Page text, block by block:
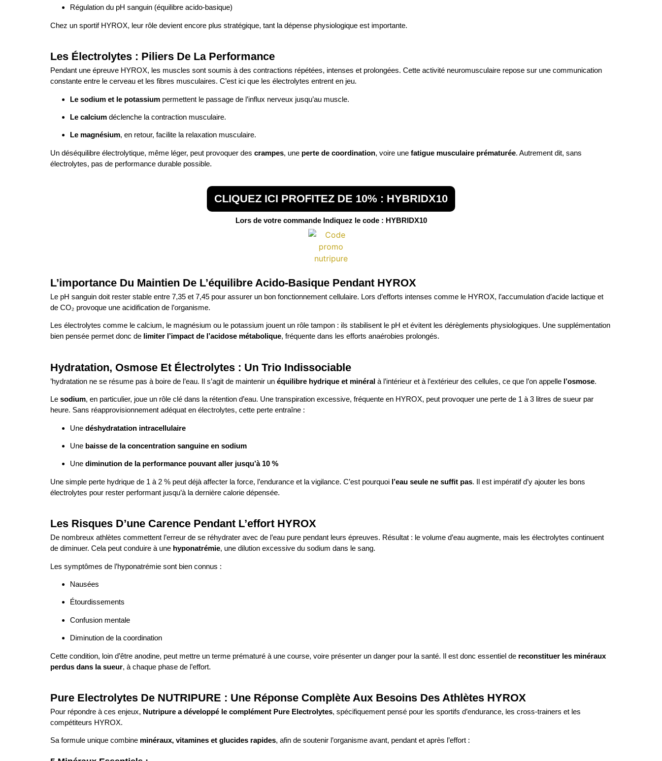
Régulation du pH sanguin (équilibre acido-basique)
Chez un sportif HYROX, leur rôle devient encore plus stratégique, tant la dépense physiologique est importante.
Les Électrolytes : Piliers De La Performance
Pendant une épreuve HYROX, les muscles sont soumis à des contractions répétées, intenses et prolongées. Cette activité neuromusculaire repose sur une communication
constante entre le cerveau et les fibres musculaires. C’est ici que les électrolytes entrent en jeu.
Le sodium et le potassium permettent le passage de l’influx nerveux jusqu’au muscle.
Le calcium déclenche la contraction musculaire.
Le magnésium, en retour, facilite la relaxation musculaire.
Un déséquilibre électrolytique, même léger, peut provoquer des crampes, une perte de coordination, voire une fatigue musculaire prématurée. Autrement dit, sans
électrolytes, pas de performance durable possible.
CLIQUEZ ICI PROFITEZ DE 10% : HYBRIDX10
Lors de votre commande Indiquez le code : HYBRIDX10
L’importance Du Maintien De L’équilibre Acido-Basique Pendant HYROX
Le pH sanguin doit rester stable entre 7,35 et 7,45 pour assurer un bon fonctionnement cellulaire. Lors d’efforts intenses comme le HYROX, l’accumulation d’acide lactique et
de CO₂ provoque une acidification de l’organisme.
Les électrolytes comme le calcium, le magnésium ou le potassium jouent un rôle tampon : ils stabilisent le pH et évitent les dérèglements physiologiques. Une supplémentation
bien pensée permet donc de limiter l’impact de l’acidose métabolique, fréquente dans les efforts anaérobies prolongés.
Hydratation, Osmose Et Électrolytes : Un Trio Indissociable
’hydratation ne se résume pas à boire de l’eau. Il s’agit de maintenir un équilibre hydrique et minéral à l’intérieur et à l’extérieur des cellules, ce que l’on appelle l’osmose.
Le sodium, en particulier, joue un rôle clé dans la rétention d’eau. Une transpiration excessive, fréquente en HYROX, peut provoquer une perte de 1 à 3 litres de sueur par
heure. Sans réapprovisionnement adéquat en électrolytes, cette perte entraîne :
Une déshydratation intracellulaire
Une baisse de la concentration sanguine en sodium
Une diminution de la performance pouvant aller jusqu’à 10 %
Une simple perte hydrique de 1 à 2 % peut déjà affecter la force, l’endurance et la vigilance. C’est pourquoi l’eau seule ne suffit pas. Il est impératif d’y ajouter les bons
électrolytes pour rester performant jusqu’à la dernière calorie dépensée.
Les Risques D’une Carence Pendant L’effort HYROX
De nombreux athlètes commettent l’erreur de se réhydrater avec de l’eau pure pendant leurs épreuves. Résultat : le volume d’eau augmente, mais les électrolytes continuent
de diminuer. Cela peut conduire à une hyponatrémie, une dilution excessive du sodium dans le sang.
Les symptômes de l’hyponatrémie sont bien connus :
Nausées
Étourdissements
Confusion mentale
Diminution de la coordination
Cette condition, loin d’être anodine, peut mettre un terme prématuré à une course, voire présenter un danger pour la santé. Il est donc essentiel de reconstituer les minéraux
perdus dans la sueur, à chaque phase de l’effort.
Pure Electrolytes De NUTRIPURE : Une Réponse Complète Aux Besoins Des Athlètes HYROX
Pour répondre à ces enjeux, Nutripure a développé le complément Pure Electrolytes, spécifiquement pensé pour les sportifs d’endurance, les cross-trainers et les
compétiteurs HYROX.
Sa formule unique combine minéraux, vitamines et glucides rapides, afin de soutenir l’organisme avant, pendant et après l’effort :